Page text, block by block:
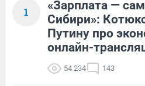
1
«Зарплата —
Сибири»:
Путину про
онлайн-
54 234 143